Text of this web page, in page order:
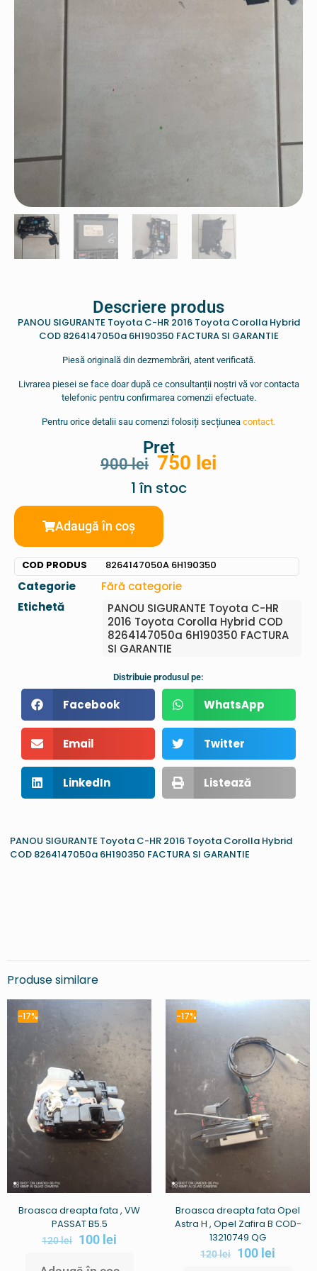
Descriere produs
PANOU SIGURANTE Toyota C-HR 2016 Toyota Corolla Hybrid
COD 8264147050a 6H190350 FACTURA SI GARANTIE
Piesă originală din dezmembrări, atent verificată.
Livrarea piesei se face doar după ce consultanții noștri vă vor contacta
telefonic pentru confirmarea comenzii efectuate.
Pentru orice detalii sau comenzi folosiți secțiunea contact.
Preț
900lei 750 lei
1 în stoc
Adaugă în coș
COD PRODUS 8264147050A 6H190350
Categorie
Fără categorie
Etichetă
PANOU SIGURANTE Toyota C-HR
2016 Toyota Corolla Hybrid COD
8264147050a 6H190350 FACTURA
SI GARANTIE
Distribuie produsul pe:
Facebook WhatsApp
Email Twitter
LinkedIn Listează
PANOU SIGURANTE Toyota C-HR 2016 Toyota Corolla Hybrid
COD 8264147050a 6H190350 FACTURA SI GARANTIE
Produse similare
-17%
Broasca dreapta fata , VW
PASSAT B5.5
120lei 100 lei
-17%
Broasca dreapta fata Opel
Astra H , Opel Zafira B COD-
13210749 QG
120lei 100 lei